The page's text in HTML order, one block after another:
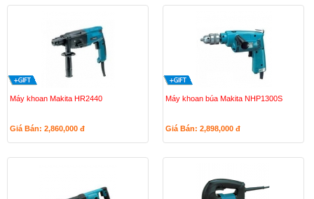
Máy khoan Makita HR2440
Giá Bán: 2,860,000 đ
Máy khoan búa Makita NHP1300S
Giá Bán: 2,898,000 đ